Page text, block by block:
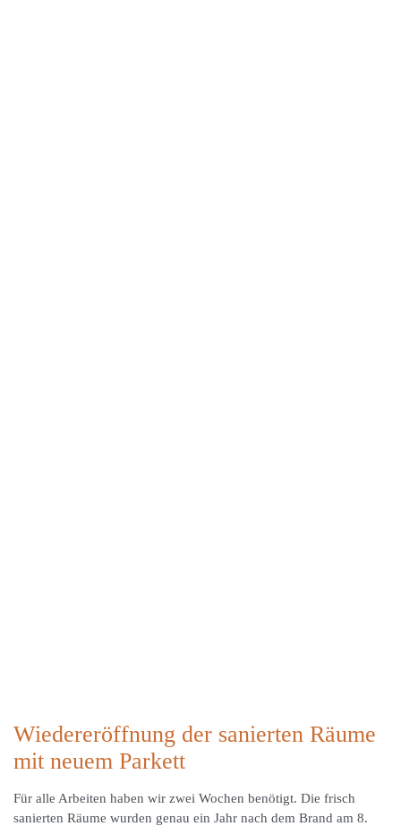
Wiedereröffnung der sanierten Räume
mit neuem Parkett
Für alle Arbeiten haben wir zwei Wochen benötigt. Die frisch
sanierten Räume wurden genau ein Jahr nach dem Brand am 8.